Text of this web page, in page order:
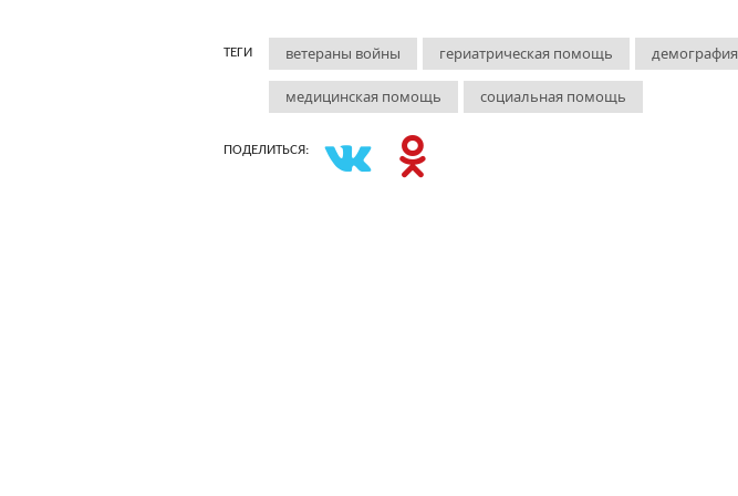
ТЕГИ ветераны войны гериатрическая помощь демография
медицинская помощь социальная помощь
ПОДЕЛИТЬСЯ: